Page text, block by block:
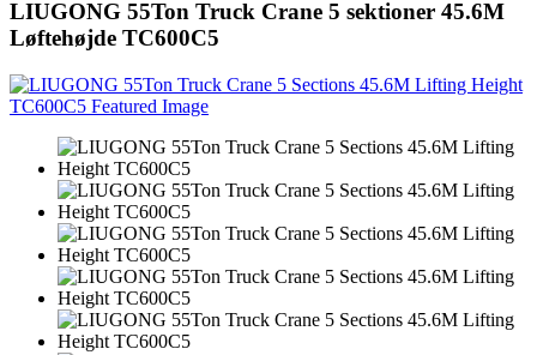
LIUGONG 55Ton Truck Crane 5 sektioner 45.6M
Løftehøjde TC600C5